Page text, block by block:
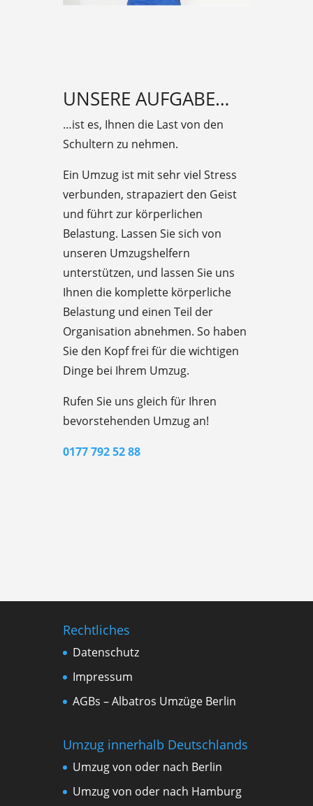
UNSERE AUFGABE…
…ist es, Ihnen die Last von den
Schultern zu nehmen.
Ein Umzug ist mit sehr viel Stress
verbunden, strapaziert den Geist
und führt zur körperlichen
Belastung. Lassen Sie sich von
unseren Umzugshelfern
unterstützen, und lassen Sie uns
Ihnen die komplette körperliche
Belastung und einen Teil der
Organisation abnehmen. So haben
Sie den Kopf frei für die wichtigen
Dinge bei Ihrem Umzug.
Rufen Sie uns gleich für Ihren
bevorstehenden Umzug an!
0177 792 52 88
Rechtliches
Datenschutz
Impressum
AGBs – Albatros Umzüge Berlin
Umzug innerhalb Deutschlands
Umzug von oder nach Berlin
Umzug von oder nach Hamburg